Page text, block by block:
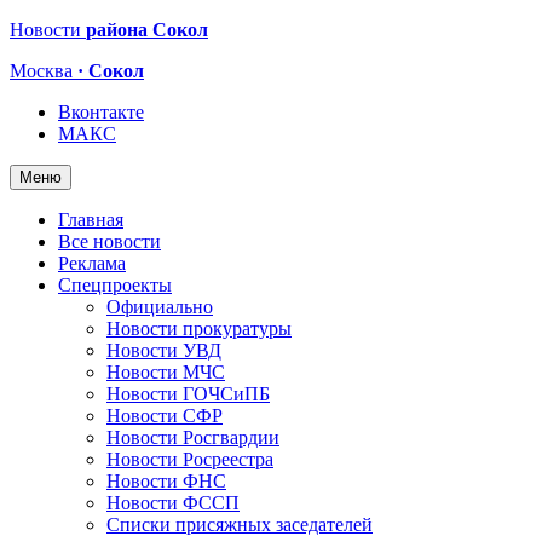
Новости района Сокол
Москва · Сокол
Вконтакте
МАКС
Меню
Главная
Все новости
Реклама
Спецпроекты
Официально
Новости прокуратуры
Новости УВД
Новости МЧС
Новости ГОЧСиПБ
Новости СФР
Новости Росгвардии
Новости Росреестра
Новости ФНС
Новости ФССП
Списки присяжных заседателей